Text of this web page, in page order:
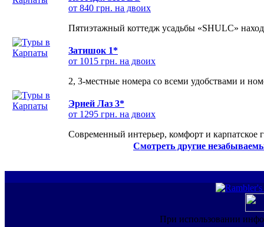
от 840 грн. на двоих
Пятиэтажный коттедж усадьбы «SHULC»
Затишок 1*
от 1015 грн. на двоих
2, 3-местные номера со всеми удобствами и
Эрней Лаз 3*
от 1295 грн. на двоих
Современный интерьер, комфорт и карпатское
Смотреть другие
При использовании